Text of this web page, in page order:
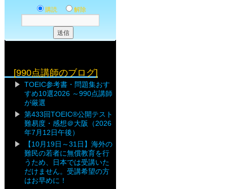
購読 解除
[990点講師のブログ]
TOEIC参考書・問題集おす
すめ10選2026 ～990点講師
が厳選
第433回TOEIC®公開テスト
難易度・感想＠大阪（2026
年7月12日午後）
【10月19日～31日】海外の
難民の若者に無償教育を行
うため、日本では受講いた
だけません。受講希望の方
はお早めに！